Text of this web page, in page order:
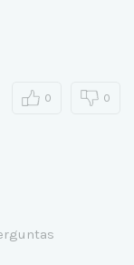
0 0